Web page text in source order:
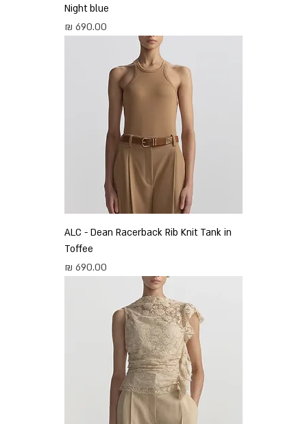
Night blue
מחיר
ALC - Dean Racerback Rib Knit Tank in
Toffee
מחיר